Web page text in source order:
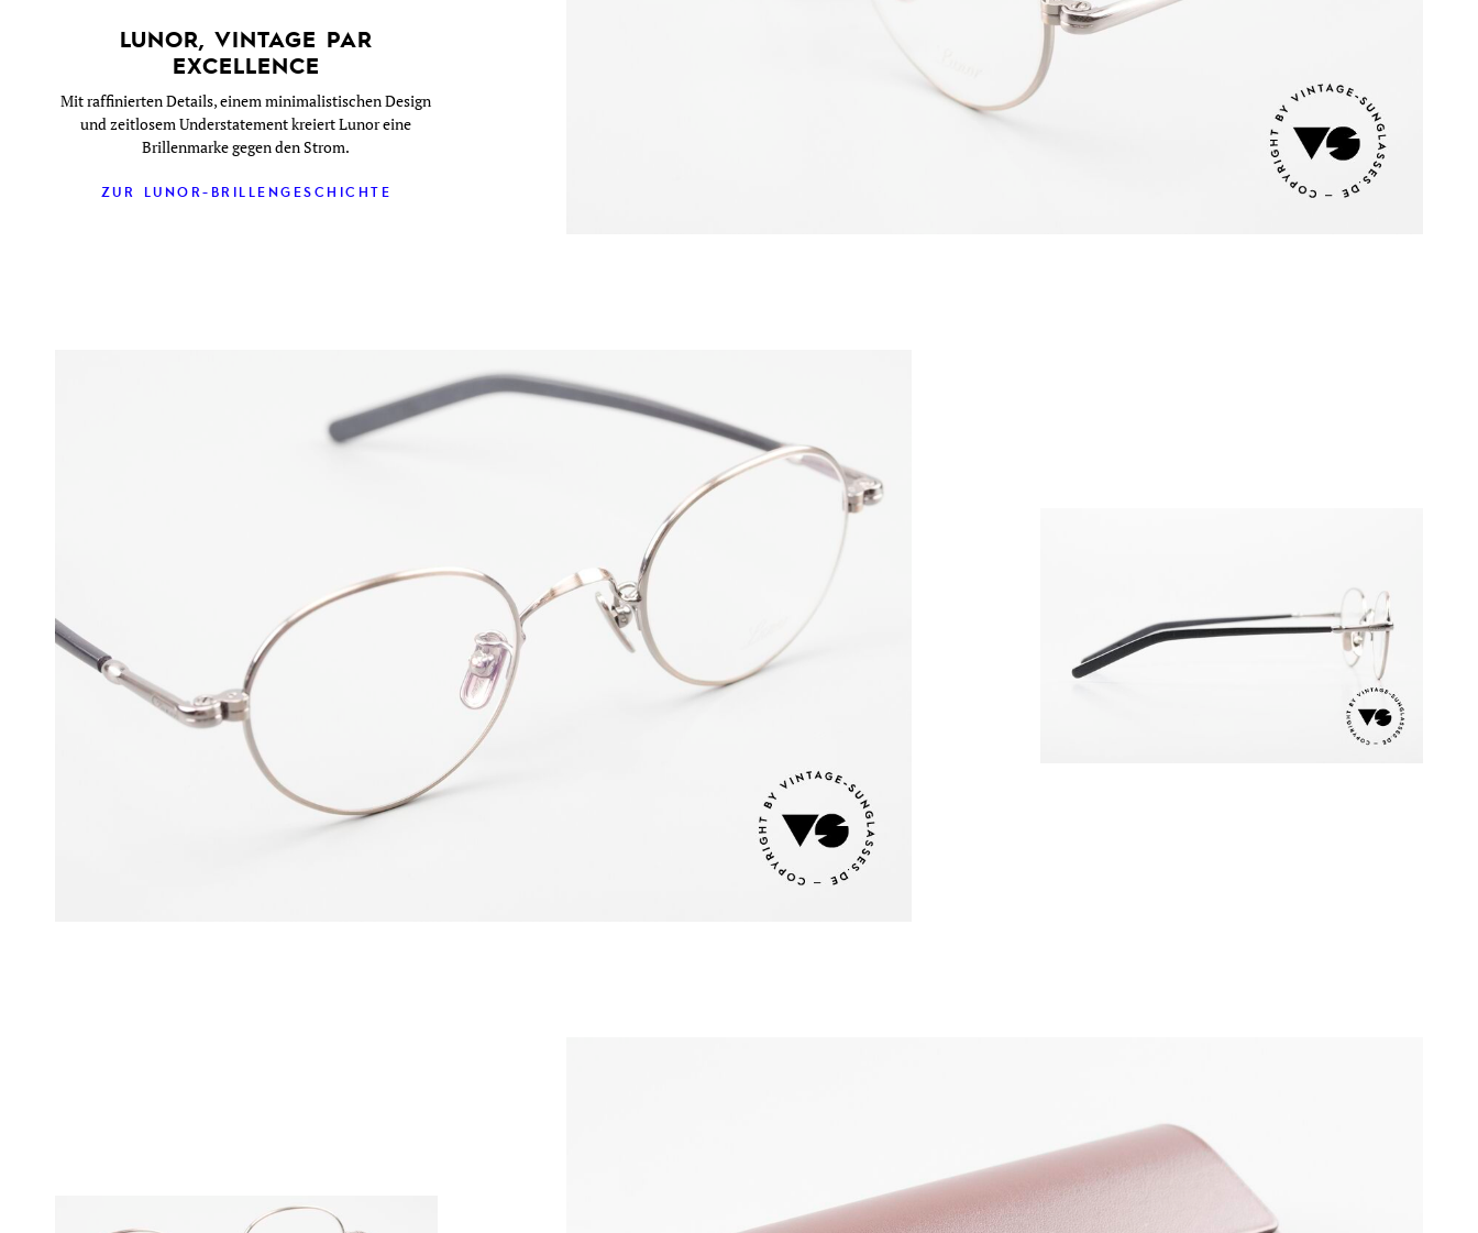
LUNOR, VINTAGE PAR
EXCELLENCE
Mit raffinierten Details, einem minimalistischen Design
und zeitlosem Understatement kreiert Lunor eine
Brillenmarke gegen den Strom.
ZUR LUNOR-BRILLENGESCHICHTE